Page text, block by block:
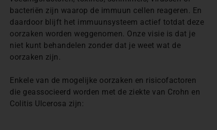
bacteriën zijn waarop de immuun cellen reageren. En
daardoor blijft het immuunsysteem actief totdat deze
oorzaken worden weggenomen. Onze visie is dat je
niet kunt behandelen zonder dat je weet wat de
oorzaken zijn.
Enkele van de mogelijke oorzaken en risicofactoren
die geassocieerd worden met de ziekte van Crohn en
Colitis Ulcerosa zijn: